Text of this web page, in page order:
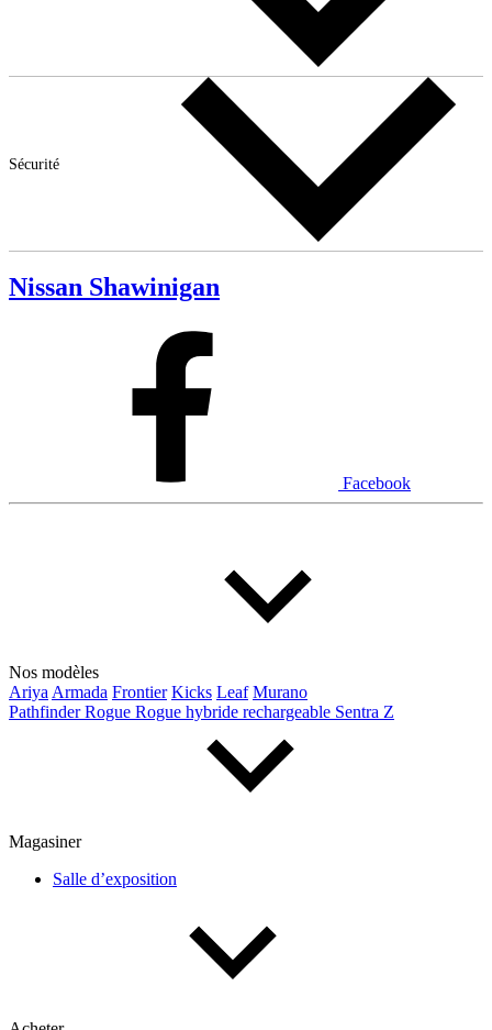
Sécurité
Nissan Shawinigan
Facebook
Nos modèles
Ariya Armada Frontier Kicks Leaf Murano
PathfinderRogue Rogue hybride rechargeable Sentra Z
Magasiner
Salle d’exposition